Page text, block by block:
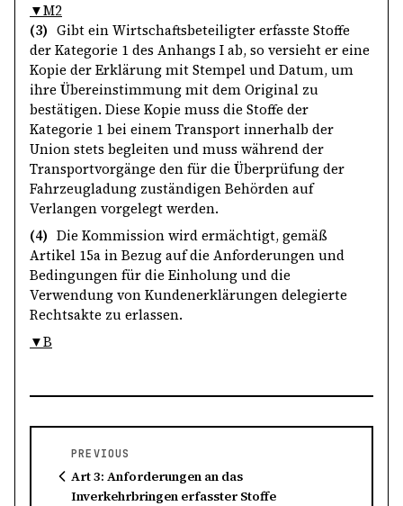
▼M2
(3) Gibt ein Wirtschaftsbeteiligter erfasste Stoffe
der Kategorie 1 des Anhangs I ab, so versieht er eine
Kopie der Erklärung mit Stempel und Datum, um
ihre Übereinstimmung mit dem Original zu
bestätigen. Diese Kopie muss die Stoffe der
Kategorie 1 bei einem Transport innerhalb der
Union stets begleiten und muss während der
Transportvorgänge den für die Überprüfung der
Fahrzeugladung zuständigen Behörden auf
Verlangen vorgelegt werden.
(4) Die Kommission wird ermächtigt, gemäß
Artikel 15a in Bezug auf die Anforderungen und
Bedingungen für die Einholung und die
Verwendung von Kundenerklärungen delegierte
Rechtsakte zu erlassen.
▼B
PREVIOUS
Art 3: Anforderungen an das
Inverkehrbringen erfasster Stoffe